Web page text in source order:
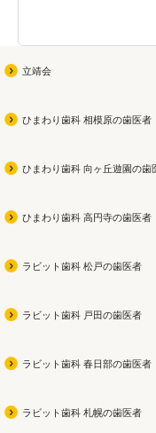
立靖会
ひまわり歯科 相模原の歯医者
ひまわり歯科 向ヶ丘遊園の歯
ひまわり歯科 高円寺の歯医者
ラビット歯科 松戸の歯医者
ラビット歯科 戸田の歯医者
ラビット歯科 春日部の歯医者
ラビット歯科 札幌の歯医者